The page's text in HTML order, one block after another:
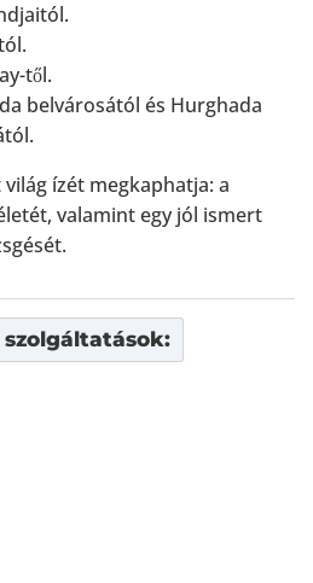
től.
belvárosától és Hurghada
ízét megkaphatja: a
valamint egy jól ismert